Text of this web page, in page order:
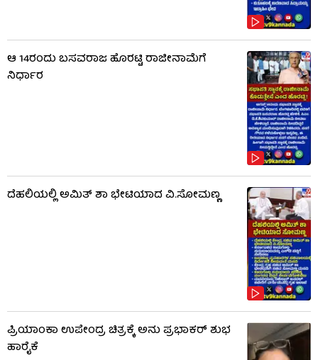
ಆ 14ರಂದು ಬಸವರಾಜ ಹೊರಟ್ಟಿ ರಾಜೀನಾಮೆಗೆ
ನಿರ್ಧಾರ
ದೆಹಲಿಯಲ್ಲಿ ಅಮಿತ್ ಶಾ ಭೇಟಿಯಾದ ವಿ.ಸೋಮಣ್ಣ
ಪ್ರಿಯಾಂಕಾ ಉಪೇಂದ್ರ ಚಿತ್ರಕ್ಕೆ ಅನು ಪ್ರಭಾಕರ್ ಶುಭ
ಹಾರೈಕೆ